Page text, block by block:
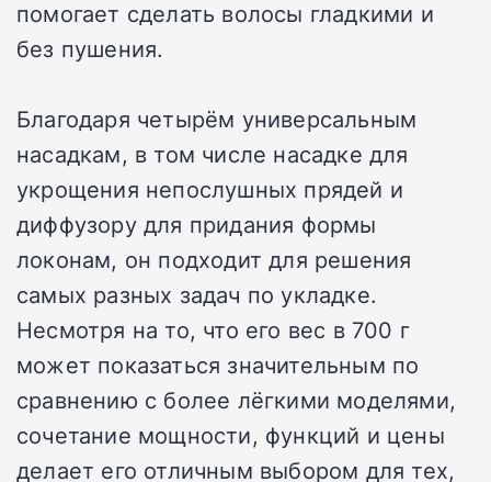
помогает сделать волосы гладкими и
без пушения.
Благодаря четырём универсальным
насадкам, в том числе насадке для
укрощения непослушных прядей и
диффузору для придания формы
локонам, он подходит для решения
самых разных задач по укладке.
Несмотря на то, что его вес в 700 г
может показаться значительным по
сравнению с более лёгкими моделями,
сочетание мощности, функций и цены
делает его отличным выбором для тех,